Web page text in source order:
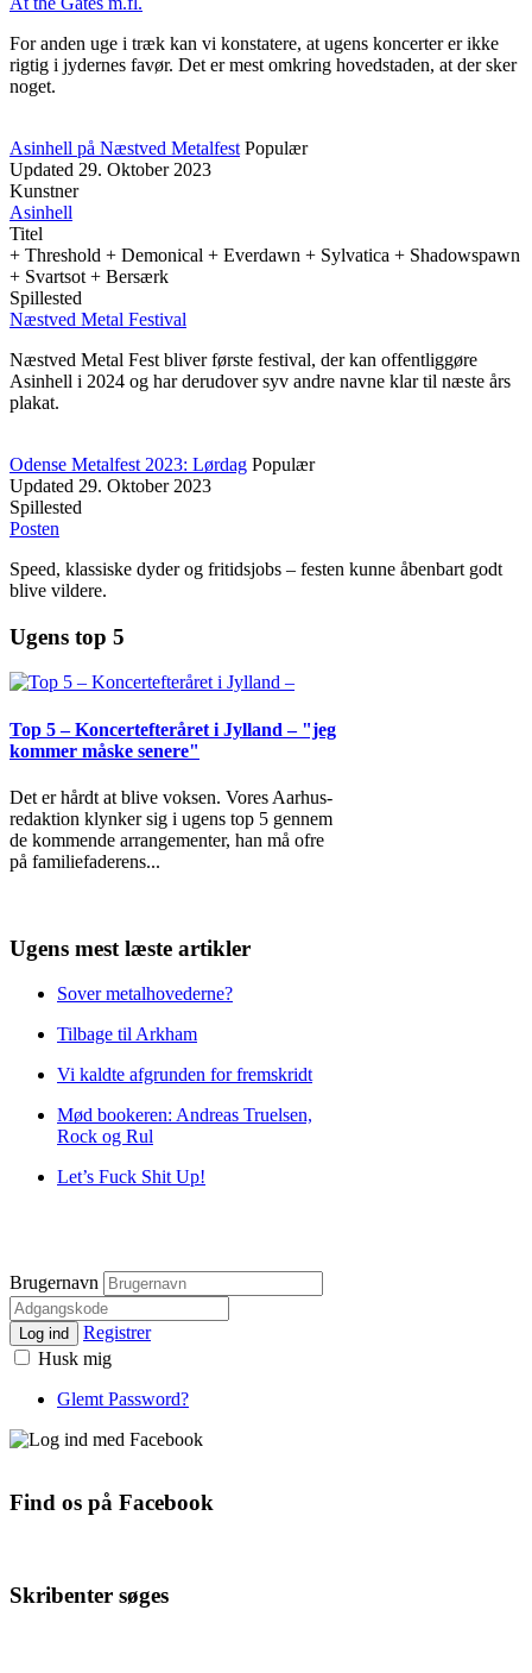
For anden uge i træk kan vi konstatere, at ugens koncerter er ikke
rigtig i jydernes favør. Det er mest omkring hovedstaden, at der sker
noget.
Asinhell på Næstved Metalfest Populær
Updated 29. Oktober 2023
Kunstner
Asinhell
Titel
+ Threshold + Demonical + Everdawn + Sylvatica + Shadowspawn
+ Svartsot + Bersærk
Spillested
Næstved Metal Festival
Næstved Metal Fest bliver første festival, der kan offentliggøre
Asinhell i 2024 og har derudover syv andre navne klar til næste års
plakat.
Odense Metalfest 2023: Lørdag Populær
Updated 29. Oktober 2023
Spillested
Posten
Speed, klassiske dyder og fritidsjobs – festen kunne åbenbart godt
blive vildere.
Ugens top 5
Top 5 – Koncertefteråret i Jylland – "jeg
kommer måske senere"
Det er hårdt at blive voksen. Vores Aarhus-
redaktion klynker sig i ugens top 5 gennem
de kommende arrangementer, han må ofre
på familiefaderens...
Ugens mest læste artikler
Sover metalhovederne?
Tilbage til Arkham
Vi kaldte afgrunden for fremskridt
Mød bookeren: Andreas Truelsen,
Rock og Rul
Let’s Fuck Shit Up!
Brugernavn
Log ind
Registrer
Husk mig
Glemt Password?
Find os på Facebook
Skribenter søges